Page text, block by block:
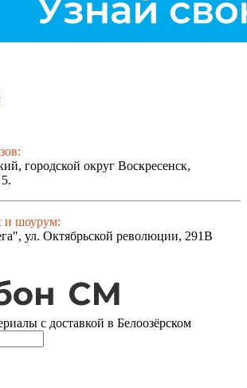
городской округ Воскресенск,
и шоурум:
ул. Октябрьской революции, 291В
с доставкой в Белоозёрском